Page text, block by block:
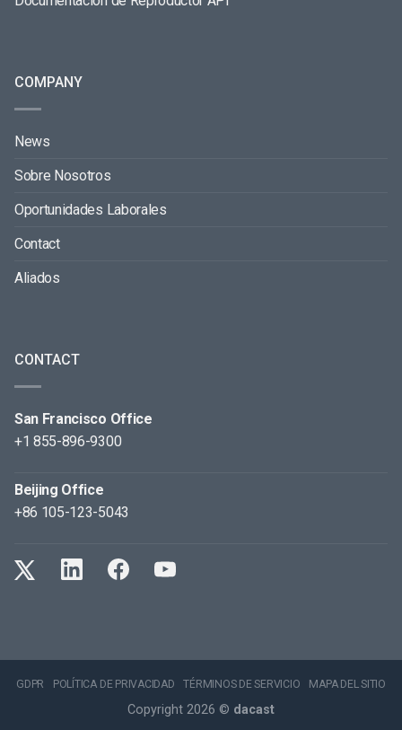
COMPANY
News
Sobre Nosotros
Oportunidades Laborales
Contact
Aliados
CONTACT
San Francisco Office
+1 855-896-9300
Beijing Office
+86 105-123-5043
GDPR POLÍTICA DE PRIVACIDAD TÉRMINOS DE SERVICIO MAPA DEL SITIO
Copyright 2026 © dacast